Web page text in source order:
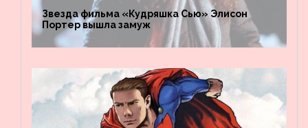
Звезда фильма «Кудряшка Сью» Элисон
Портер вышла замуж